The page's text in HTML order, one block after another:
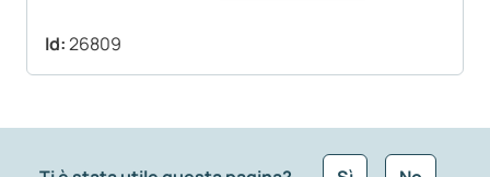
Id:26809